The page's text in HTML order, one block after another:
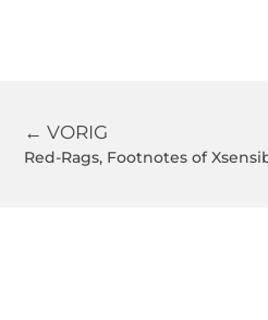
← VORIG
Red-Rags, Footnotes of